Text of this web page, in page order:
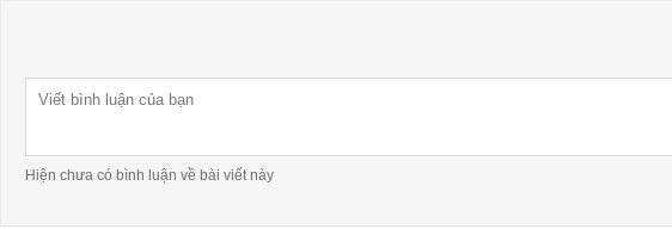
Hiện chưa có bình luận về bài viết này